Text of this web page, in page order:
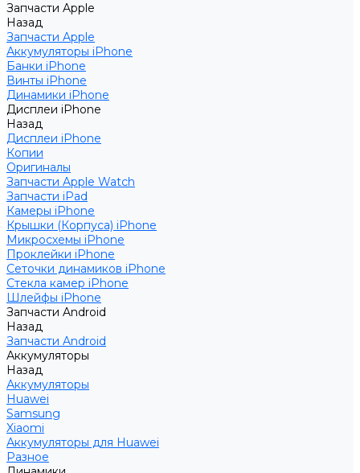
Запчасти Apple
Назад
Запчасти Apple
Аккумуляторы iPhone
Банки iPhone
Винты iPhone
Динамики iPhone
Дисплеи iPhone
Назад
Дисплеи iPhone
Копии
Оригиналы
Запчасти Apple Watch
Запчасти iPad
Камеры iPhone
Крышки (Корпуса) iPhone
Микросхемы iPhone
Проклейки iPhone
Сеточки динамиков iPhone
Стекла камер iPhone
Шлейфы iPhone
Запчасти Android
Назад
Запчасти Android
Аккумуляторы
Назад
Аккумуляторы
Huawei
Samsung
Xiaomi
Аккумуляторы для Huawei
Разное